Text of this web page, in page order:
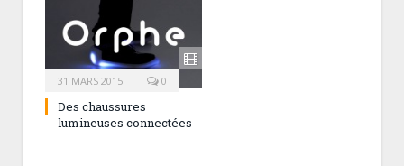
31 MARS 2015 0
Des chaussures
lumineuses connectées